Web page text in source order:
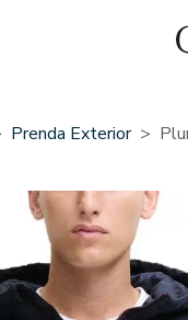
Prenda Exterior